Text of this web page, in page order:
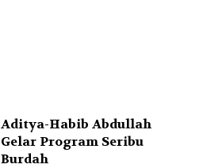
Aditya-Habib Abdullah
Gelar Program Seribu
Burdah